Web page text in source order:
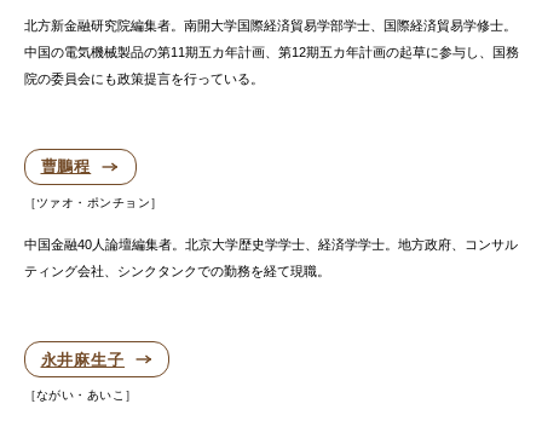
北方新金融研究院編集者。南開大学国際経済貿易学部学士、国際経済貿易学修士。
中国の電気機械製品の第11期五カ年計画、第12期五カ年計画の起草に参与し、国務
院の委員会にも政策提言を行っている。
曹鵬程
ツァオ・ポンチョン
中国金融40人論壇編集者。北京大学歴史学学士、経済学学士。地方政府、コンサル
ティング会社、シンクタンクでの勤務を経て現職。
永井麻生子
ながい・あいこ